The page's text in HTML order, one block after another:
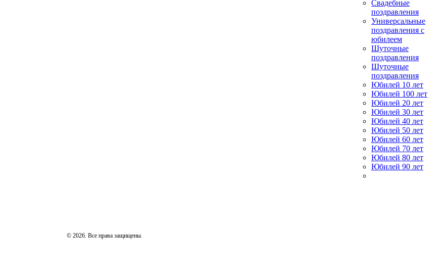
Свадебные
поздравления
Универсальные
поздравления с
юбилеем
Шуточные
поздравления
Шуточные
поздравления
Юбилей 10 лет
Юбилей 100 лет
Юбилей 20 лет
Юбилей 30 лет
Юбилей 40 лет
Юбилей 50 лет
Юбилей 60 лет
Юбилей 70 лет
Юбилей 80 лет
Юбилей 90 лет
© 2026. Все права защищены.